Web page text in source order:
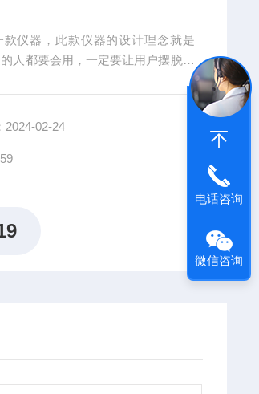
人都要会用，一定要让用户摆脱繁
2024-02-24
电话咨询
微信咨询